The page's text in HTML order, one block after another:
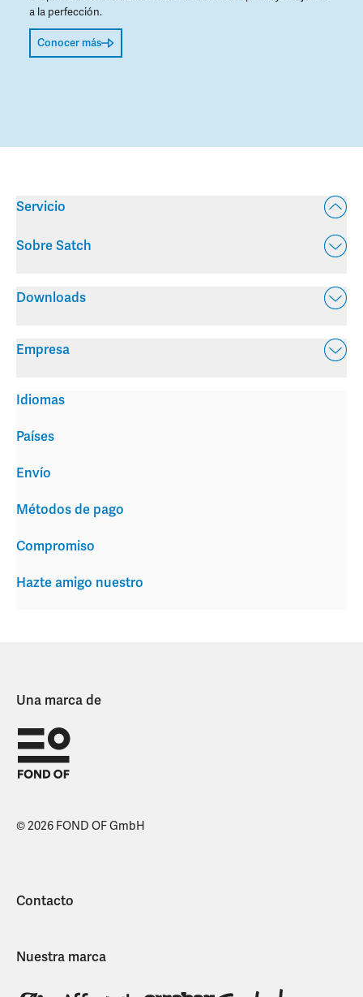
a la perfección.
Conocer más
Servicio
Sobre Satch
Downloads
Empresa
Envío
Métodos de pago
Compromiso
Hazte amigo nuestro
Idiomas
Países
Una marca de
© 2026 FOND OF GmbH
Contacto
Nuestra marca